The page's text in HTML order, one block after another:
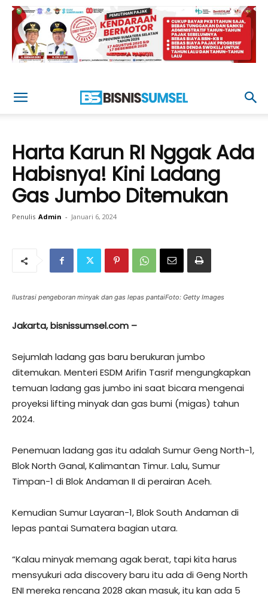
Harta Karun RI Nggak Ada
Habisnya! Kini Ladang
Gas Jumbo Ditemukan
Penulis Admin - Januari 6, 2024
Ilustrasi pengeboran minyak dan gas lepas pantaiFoto: Getty Images
Jakarta, bisnissumsel.com –
Sejumlah ladang gas baru berukuran jumbo
ditemukan. Menteri ESDM Arifin Tasrif mengungkapkan
temuan ladang gas jumbo ini saat bicara mengenai
proyeksi lifting minyak dan gas bumi (migas) tahun
2024.
Penemuan ladang gas itu adalah Sumur Geng North-1,
Blok North Ganal, Kalimantan Timur. Lalu, Sumur
Timpan-1 di Blok Andaman II di perairan Aceh.
Kemudian Sumur Layaran-1, Blok South Andaman di
lepas pantai Sumatera bagian utara.
“Kalau minyak memang agak berat, tapi kita harus
mensyukuri ada discovery baru itu ada di Geng North
ENI mereka rencana 2028 akan masuk, itu kan ada 5